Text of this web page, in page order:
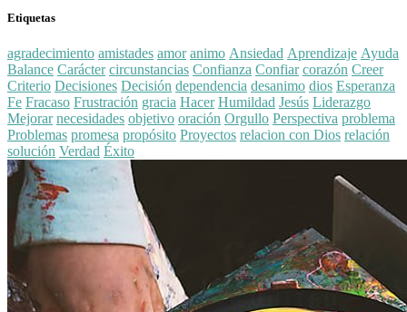
Etiquetas
agradecimiento amistades amor animo Ansiedad Aprendizaje Ayuda
Balance Carácter circunstancias Confianza Confiar corazón Creer
Criterio Decisiones Decisión dependencia desanimo dios Esperanza
Fe Fracaso Frustración gracia Hacer Humildad Jesús Liderazgo
Mejorar necesidades objetivo oración Orgullo Perspectiva problema
Problemas promesa propósito Proyectos relacion con Dios relación
solución Verdad Éxito